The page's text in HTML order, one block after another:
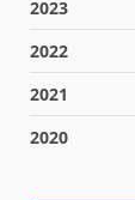
2023
2022
2021
2020